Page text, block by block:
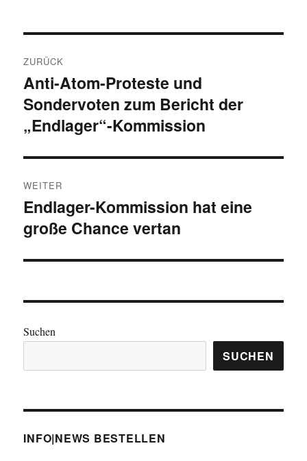
ZURÜCK
Vorheriger
Beitrag:
Anti-Atom-Proteste und
Sondervoten zum Bericht der
„Endlager“-Kommission
WEITER
Nächster
Beitrag:
Endlager-Kommission hat eine
große Chance vertan
Suchen
SUCHEN
INFO|NEWS BESTELLEN